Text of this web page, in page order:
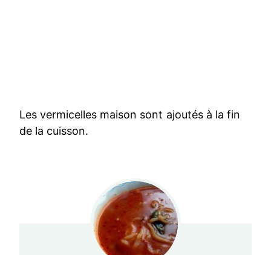
Les vermicelles maison sont ajoutés à la fin
de la cuisson.